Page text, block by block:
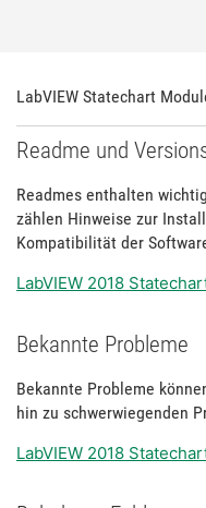
LabVIEW Statechart
Readme und
Readmes enthalten
zählen Hinweise zur
Kompatibilität der
LabVIEW 2018
Bekannte Probleme
Bekannte Probleme
hin zu schwerwiegenden
LabVIEW 2018